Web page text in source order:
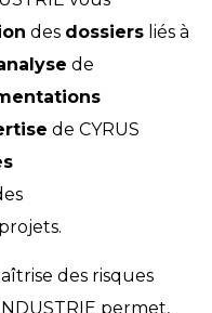
des dossiers liés à
de
de CYRUS
des risques
permet,